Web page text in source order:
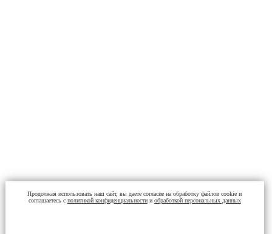
Продолжая использовать наш сайт, вы даете согласие на обработку файлов cookie и
соглашаетесь с политикой конфиденциальностии обработкой персональных данных